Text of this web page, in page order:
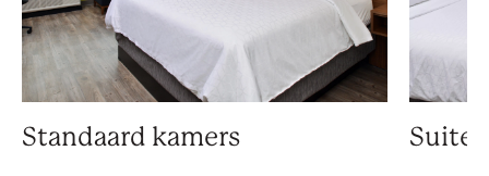
Standaard kamers Suite